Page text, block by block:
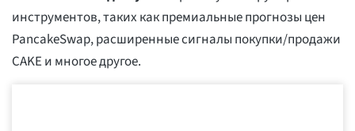
инструментов, таких как премиальные прогнозы цен
PancakeSwap, расширенные сигналы покупки/продажи
CAKE и многое другое.